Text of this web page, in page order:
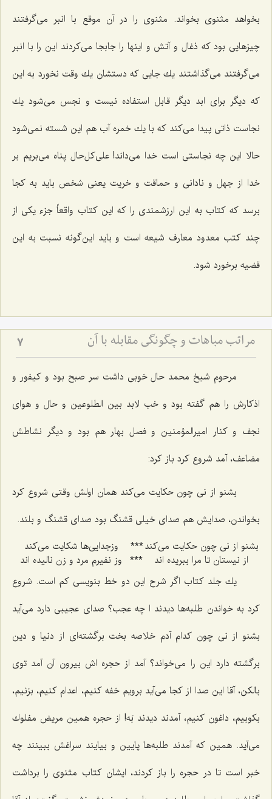
بخواهد مثنوی بخواند. مثنوی را در آن موقع با انبر می‌گرفتند
چیزهایی بود كه ذغال و آتش و اینها را جابجا می‌كردند این را با انبر
می‌گرفتند می‌گذاشتند یك جایی كه دستشان یك وقت نخورد به این
كه دیگر برای ابد دیگر قابل استفاده نیست و نجس می‌شود یك
نجاست ذاتی پیدا می‌كند كه با یك خمره آب هم این شسته نمی‌شود
حالا این چه نجاستی است خدا می‌داند! علی‌كل‌حال پناه می‌بریم بر
خدا از جهل و نادانی و حماقت و خریت یعنی شخص باید به كجا
برسد كه كتاب به این ارزشمندی را كه این كتاب واقعاً جزء یكی از
چند كتب معدود معارف شیعه است و باید این‌گونه نسبت به این
قضیه برخورد شود.
مراتب مباهات و چگونگى مقابله با آن‏ 7
مرحوم شیخ محمد حال خوبی داشت سر صبح بود و كیفور و
اذكارش را هم گفته بود و خب لابد بین الطلوعین و حال و هوای
نجف و كنار امیرالمؤمنین و فصل بهار هم بود و دیگر نشاطش
مضاعف، آمد شروع كرد باز كرد:
بشنو از نی چون حكایت می‌كند همان اولش وقتی شروع كرد
بخواندن، صدایش هم صدای خیلی قشنگ بود صدای قشنگ و بلند.
بشنو از نی چون حكایت می‌كند***
وزجدایی‌ها شكایت می‌كند
از نیستان تا مرا ببریده اند
*** وز نفیرم مرد و زن نالیده اند
یك جلد كتاب اگر شرح این دو خط بنویسی كم است. شروع
كرد به خواندن طلبه‌ها دیدند ا چه عجب؟ صدای عجیبی دارد می‌آید
بشنو از نی چون كدام آدم خلاصه بخت برگشته‌ای از دنیا و دین
برگشته دارد این را می‌خواند؟ آمد از حجره اش بیرون آن آمد توی
بالكن، آقا این صدا از كجا می‌آید برویم خفه كنیم، اعدام كنیم، بزنیم،
بكوبیم، داغون كنیم، آمدند دیدند بَه! از حجره همین مریض مفلوك
می‌آید. همین كه آمدند طلبه‌ها پایین و بیایند سراغش ببینند چه
خبر است تا در حجره را باز كردند، ایشان كتاب مثنوی را برداشت